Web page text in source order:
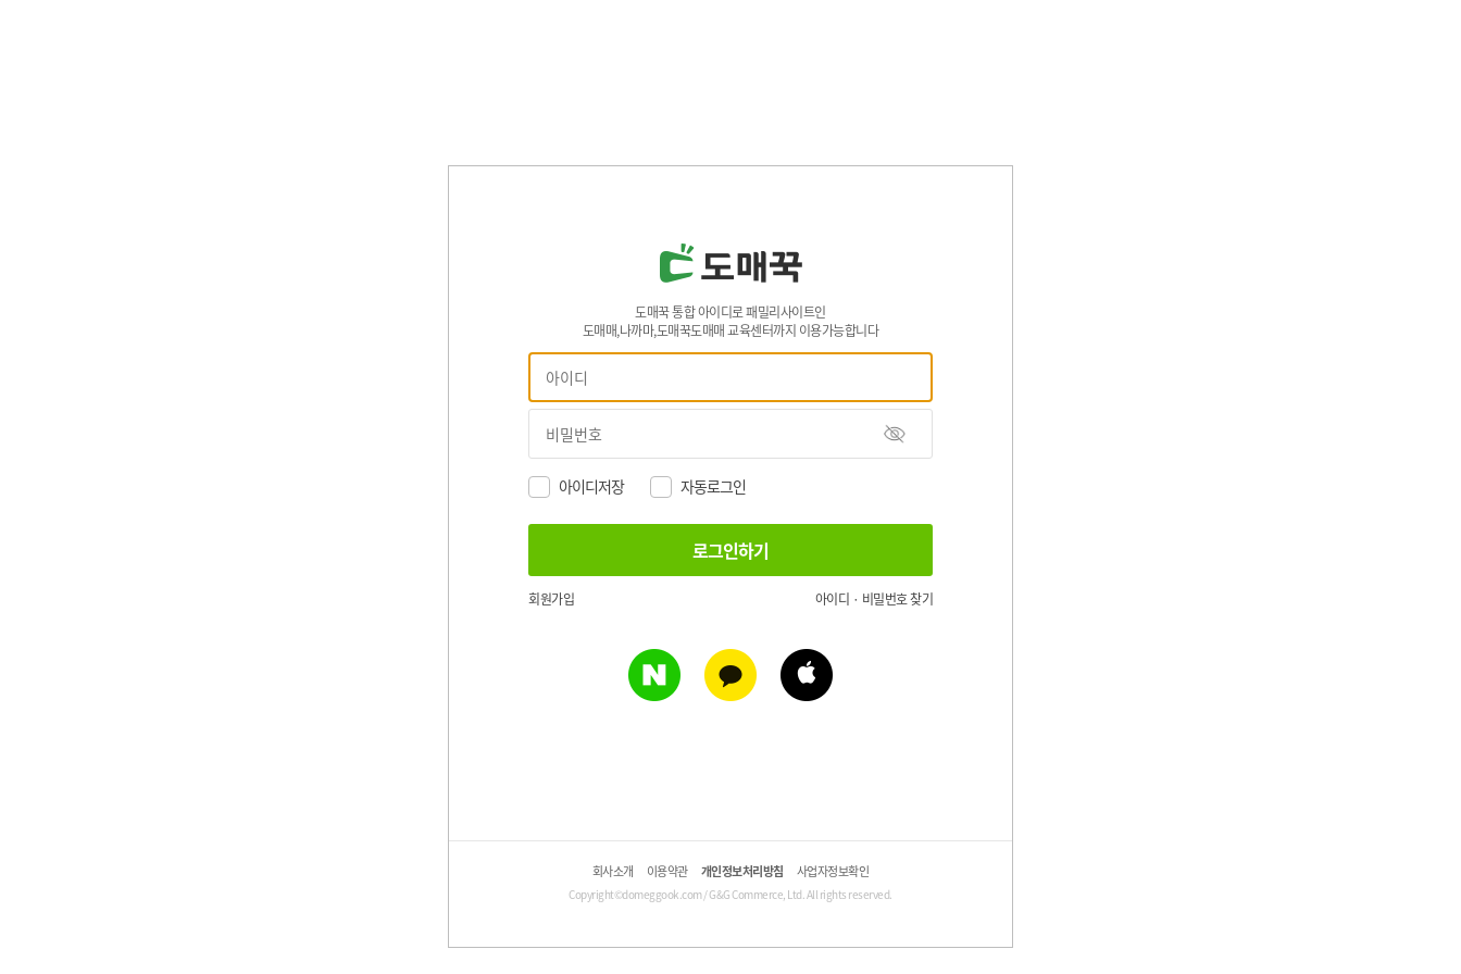
도매꾹 통합 아이디로 패밀리사이트인
도매매,나까마,도매꾹도매매 교육센터까지 이용가능합니다
아이디저장 자동로그인
회원가입 아이디 · 비밀번호 찾기
회사소개 이용약관 개인정보처리방침 사업자정보확인
Copyright©domeggook.com / G&G Commerce, Ltd. All rights reserved.